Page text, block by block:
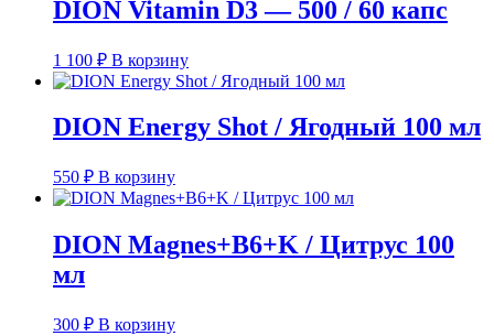
DION Vitamin D3 — 500 / 60 капс
1 100 ₽ В корзину
DION Energy Shot / Ягодный 100 мл
550 ₽ В корзину
DION Magnes+B6+K / Цитрус 100
мл
300 ₽ В корзину